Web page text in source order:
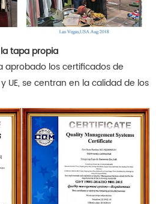
tapa propia
aprobado los certificados de
y UE, se centran en la calidad de los